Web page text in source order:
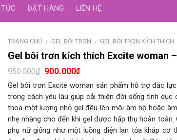
ĐẶT HÀNG LIÊN HỆ
TRANG CHỦ / GEL BÔI TRƠN / GEL BÔI TRƠN KÍCH THÍCH
Gel bôi trơn kích thích Excite woman
950.000₫ 900.000₫
Gel bôi trơn Excite woman sản phẩm hỗ trợ đắc
trong cách yêu lâu giúp cải thiện đời sống tình dục
thoa một lượng nhỏ gel đều lên môi âm hộ hoặc
nhẹ nhàng cho đến khi gel được hấp thụ hoàn toàn.
phụ nữ giống như một luồng điện lan tỏa khắp cơ